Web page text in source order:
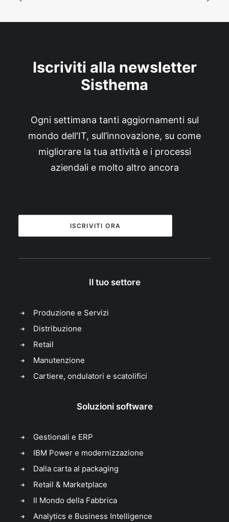
Iscriviti alla newsletter
Sisthema
Ogni settimana tanti aggiornamenti sul
mondo dell'IT, sull’innovazione, su come
migliorare la tua attività e i processi
aziendali e molto altro ancora
ISCRIVITI ORA
Il tuo settore
Produzione e Servizi
Distribuzione
Retail
Manutenzione
Cartiere, ondulatori e scatolifici
Soluzioni software
Gestionali e ERP
IBM Power e modernizzazione
Dalla carta al packaging
Retail & Marketplace
Il Mondo della Fabbrica
Analytics e Business Intelligence